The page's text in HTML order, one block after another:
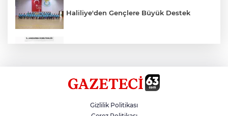
Haliliye'den Gençlere Büyük Destek
Hikmet Başak’tan Ulaşım Çalışması
Gizlilik Politikası